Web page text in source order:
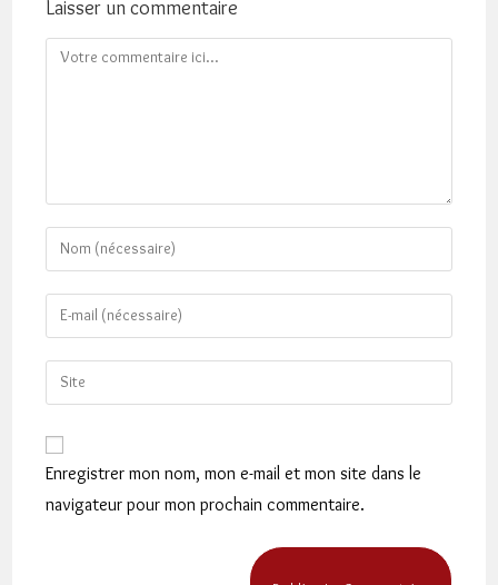
Laisser un commentaire
Comment
Enter
your
name
comment
Enter
your
email
address
Saisir
l’URL
votre
site
(facultatif)
Enregistrer mon nom, mon e-mail et mon site dans le
navigateur pour mon prochain commentaire.